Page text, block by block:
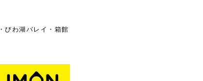
びわ湖バレイ・箱館